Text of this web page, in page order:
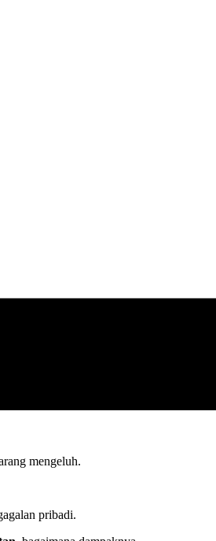
mengeluh.
pribadi.